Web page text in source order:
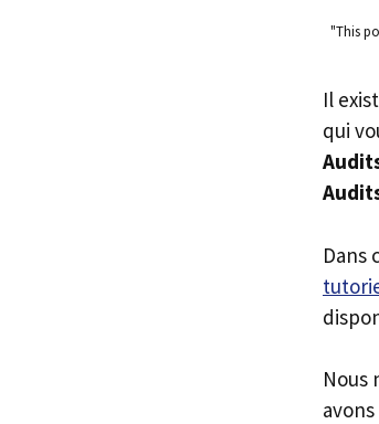
"This
Il
qui
Dans
Nous